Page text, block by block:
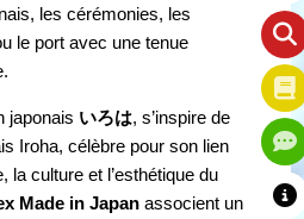
les cérémonies, les
le port avec une tenue
japonais いろは, s’inspire de
Iroha, célèbre pour son lien
la culture et l’esthétique du
Made in Japan associent un